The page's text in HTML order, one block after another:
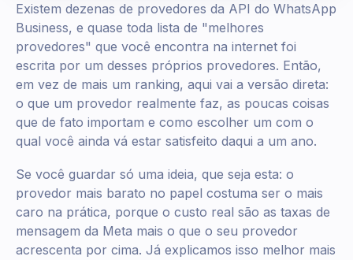
Existem dezenas de provedores da API do WhatsApp
Business, e quase toda lista de "melhores
provedores" que você encontra na internet foi
escrita por um desses próprios provedores. Então,
em vez de mais um ranking, aqui vai a versão direta:
o que um provedor realmente faz, as poucas coisas
que de fato importam e como escolher um com o
qual você ainda vá estar satisfeito daqui a um ano.
Se você guardar só uma ideia, que seja esta: o
provedor mais barato no papel costuma ser o mais
caro na prática, porque o custo real são as taxas de
mensagem da Meta mais o que o seu provedor
acrescenta por cima. Já explicamos isso melhor mais